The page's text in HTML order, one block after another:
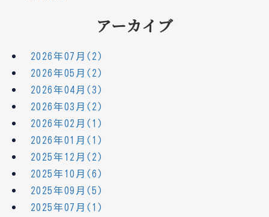
アーカイブ
2026年07月(2)
2026年05月(2)
2026年04月(3)
2026年03月(2)
2026年02月(1)
2026年01月(1)
2025年12月(2)
2025年10月(6)
2025年09月(5)
2025年07月(1)